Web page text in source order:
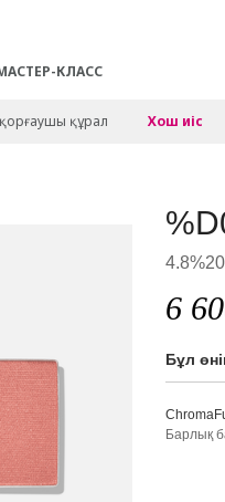
КЛАСС
қорғаушы құрал Хош иіс
6
Бұл
Барлық